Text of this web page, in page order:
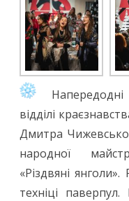
Напередодні
відділі
Дмитра
народної
«Різдвяні
техніці